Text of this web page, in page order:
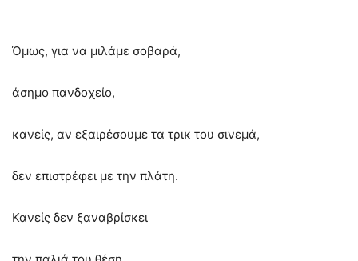
Όμως, για να μιλάμε σοβαρά,
άσημο πανδοχείο,
κανείς, αν εξαιρέσουμε τα τρικ του σινεμά,
δεν επιστρέφει με την πλάτη.
Κανείς δεν ξαναβρίσκει